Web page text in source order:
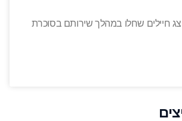
חיילים שחלו במהלך שירותם בסוכרת